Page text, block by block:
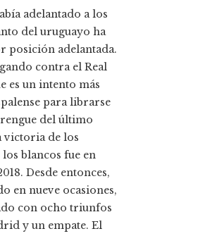
adelantado a los
del uruguayo ha
posición adelantada.
contra el Real
es un intento más
para librarse
del último
victoria de los
blancos fue en
Desde entonces,
en nueve ocasiones,
con ocho triunfos
y un empate. El